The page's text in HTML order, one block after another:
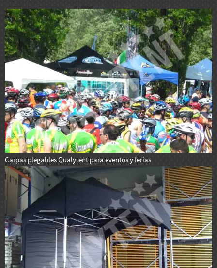
Carpas plegables Qualytent para eventos y ferias